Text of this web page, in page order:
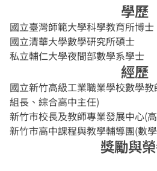
學歷
國立臺灣師範大學科學教育所博士
國立清華大學數學研究所碩士
私立輔仁大學夜間部數學系學士
經歷
國立新竹高級工業職業學校數學
組長、綜合高中主任)
新竹市校長及教師專業發展中心(
新竹市高中課程與教學輔導團(數
獎勵與